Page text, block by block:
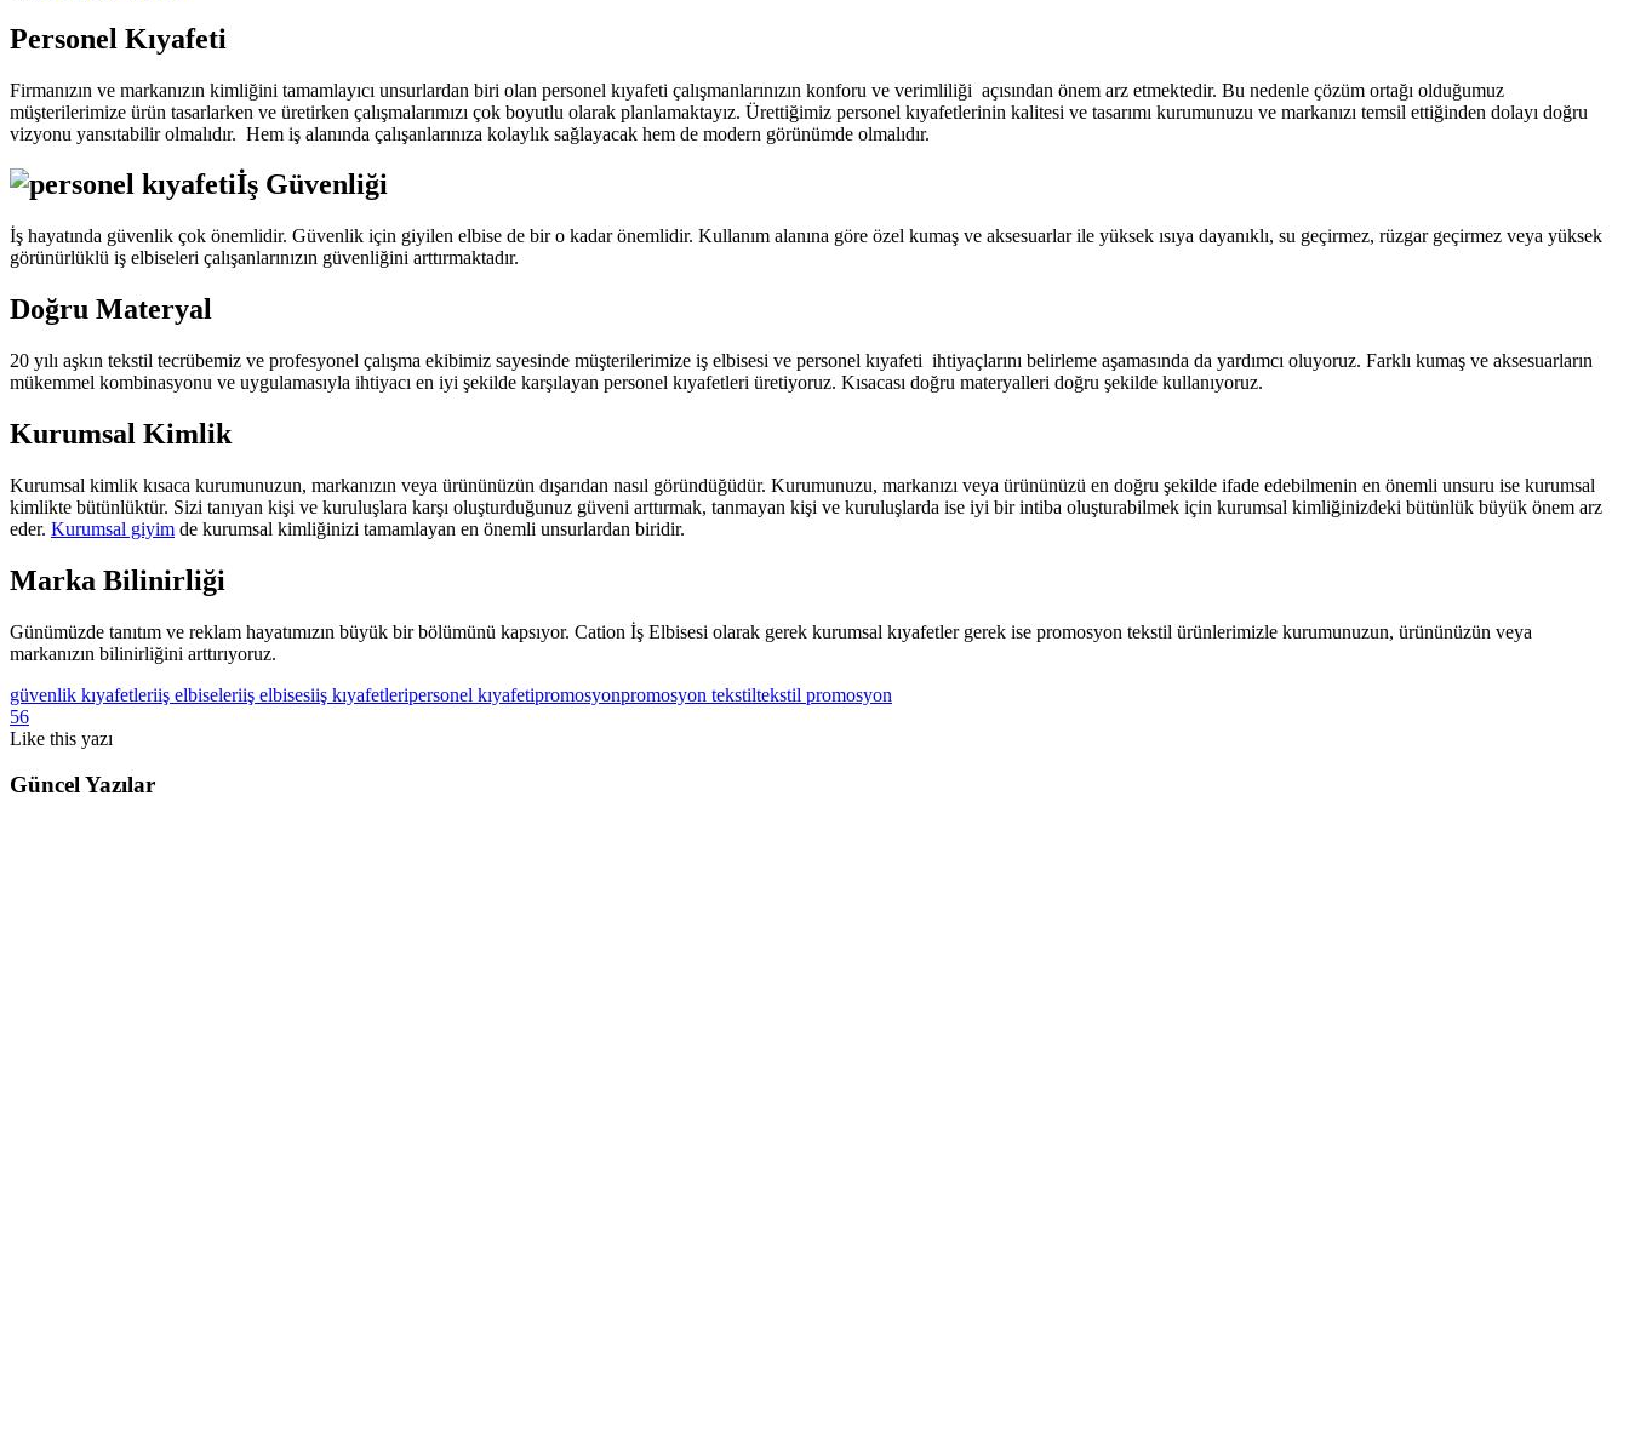
Personel Kıyafeti
Firmanızın ve markanızın kimliğini tamamlayıcı unsurlardan biri olan personel kıyafeti çalışmanlarınızın konforu ve verimliliği açısından önem arz etmektedir. Bu nedenle çözüm ortağı olduğumuz
müşterilerimize ürün tasarlarken ve üretirken çalışmalarımızı çok boyutlu olarak planlamaktayız. Ürettiğimiz personel kıyafetlerinin kalitesi ve tasarımı kurumunuzu ve markanızı temsil ettiğinden dolayı doğru
vizyonu yansıtabilir olmalıdır. Hem iş alanında çalışanlarınıza kolaylık sağlayacak hem de modern görünümde olmalıdır.
İş Güvenliği
İş hayatında güvenlik çok önemlidir. Güvenlik için giyilen elbise de bir o kadar önemlidir. Kullanım alanına göre özel kumaş ve aksesuarlar ile yüksek ısıya dayanıklı, su geçirmez, rüzgar geçirmez veya yüksek
görünürlüklü iş elbiseleri çalışanlarınızın güvenliğini arttırmaktadır.
Doğru Materyal
20 yılı aşkın tekstil tecrübemiz ve profesyonel çalışma ekibimiz sayesinde müşterilerimize iş elbisesi ve personel kıyafeti ihtiyaçlarını belirleme aşamasında da yardımcı oluyoruz. Farklı kumaş ve aksesuarların
mükemmel kombinasyonu ve uygulamasıyla ihtiyacı en iyi şekilde karşılayan personel kıyafetleri üretiyoruz. Kısacası doğru materyalleri doğru şekilde kullanıyoruz.
Kurumsal Kimlik
Kurumsal kimlik kısaca kurumunuzun, markanızın veya ürününüzün dışarıdan nasıl göründüğüdür. Kurumunuzu, markanızı veya ürününüzü en doğru şekilde ifade edebilmenin en önemli unsuru ise kurumsal
kimlikte bütünlüktür. Sizi tanıyan kişi ve kuruluşlara karşı oluşturduğunuz güveni arttırmak, tanmayan kişi ve kuruluşlarda ise iyi bir intiba oluşturabilmek için kurumsal kimliğinizdeki bütünlük büyük önem arz
eder. Kurumsal giyim de kurumsal kimliğinizi tamamlayan en önemli unsurlardan biridir.
Marka Bilinirliği
Günümüzde tanıtım ve reklam hayatımızın büyük bir bölümünü kapsıyor. Cation İş Elbisesi olarak gerek kurumsal kıyafetler gerek ise promosyon tekstil ürünlerimizle kurumunuzun, ürününüzün veya
markanızın bilinirliğini arttırıyoruz.
güvenlik kıyafetleriiş elbiseleriiş elbisesiiş kıyafetleripersonel kıyafetipromosyonpromosyon tekstiltekstil promosyon
56
Like this yazı
Güncel Yazılar